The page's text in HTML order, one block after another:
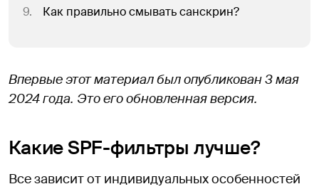
9. Как правильно смывать санскрин?
Впервые этот материал был опубликован 3 мая
2024 года. Это его обновленная версия.
Какие SPF-фильтры лучше?
Все зависит от индивидуальных особенностей